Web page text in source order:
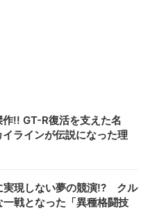
!! GT-R復活を支えた名
ラインが伝説になった理
実現しない夢の競演!? クル
一戦となった「異種格闘技